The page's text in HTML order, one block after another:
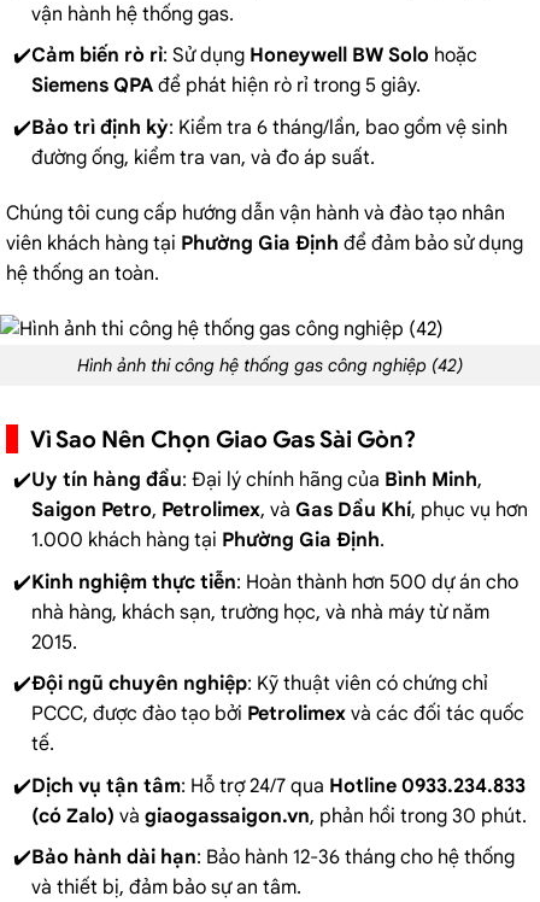
vận hành hệ thống gas.
Cảm biến rò rỉ: Sử dụng Honeywell BW Solohoặc
Siemens QPAđể phát hiện rò rỉ trong 5 giây.
Bảo trì định kỳ: Kiểm tra 6 tháng/lần, bao gồm vệ sinh
đường ống, kiểm tra van, và đo áp suất.
Chúng tôi cung cấp hướng dẫn vận hành và đào tạo nhân
viên khách hàng tại Phường Gia Định để đảm bảo sử dụng
hệ thống an toàn.
Hình ảnh thi công hệ thống gas công nghiệp (42)
Vì Sao Nên Chọn Giao Gas Sài Gòn?
Uy tín hàng đầu: Đại lý chính hãng của Bình Minh,
Saigon Petro, Petrolimex, và Gas Dầu Khí, phục vụ hơn
1.000 khách hàng tại Phường Gia Định.
Kinh nghiệm thực tiễn: Hoàn thành hơn 500 dự án cho
nhà hàng, khách sạn, trường học, và nhà máy từ năm
2015.
Đội ngũ chuyên nghiệp: Kỹ thuật viên có chứng chỉ
PCCC, được đào tạo bởi Petrolimexvà các đối tác quốc
tế.
Dịch vụ tận tâm: Hỗ trợ 24/7 qua Hotline 0933.234.833
(có Zalo) và giaogassaigon.vn, phản hồi trong 30 phút.
Bảo hành dài hạn: Bảo hành 12-36 tháng cho hệ thống
và thiết bị, đảm bảo sự an tâm.